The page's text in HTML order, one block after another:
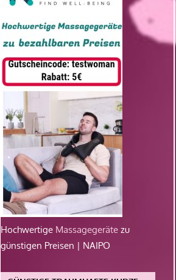
Hochwertige Massagegeräte zu
günstigen Preisen | NAIPO